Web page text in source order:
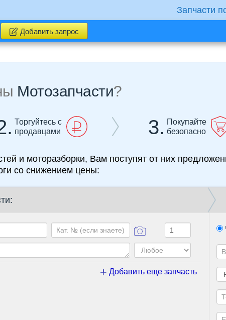
Запчасти
Добавить запрос
Мотозапчасти?
Торгуйтесь с
продавцами
3. Покупайте
безопасно
и моторазборки, Вам поступят от них
со снижением цены:
Добавить еще запчасть